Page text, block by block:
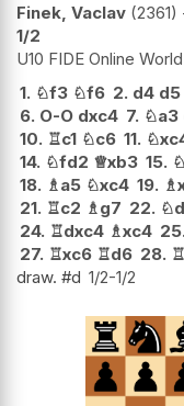
Finek, Vaclav 2361
1/2
U10 FIDE Online
1. ♘f3 ♘f6 2. d4 d5
6. O-O dxc4 7. ♘a3
10. ♖c1 ♘c6 11. ♘
14. ♘fd2 ♕xb3 15. ♘
18. ♗a5 ♘xc4 19. ♗
21. ♖c2 ♗g7 22. ♘
24. ♖dxc4 ♗xc4 25.
27. ♖xc6 ♖d6 28. ♖
draw. #d 1/2-1/2